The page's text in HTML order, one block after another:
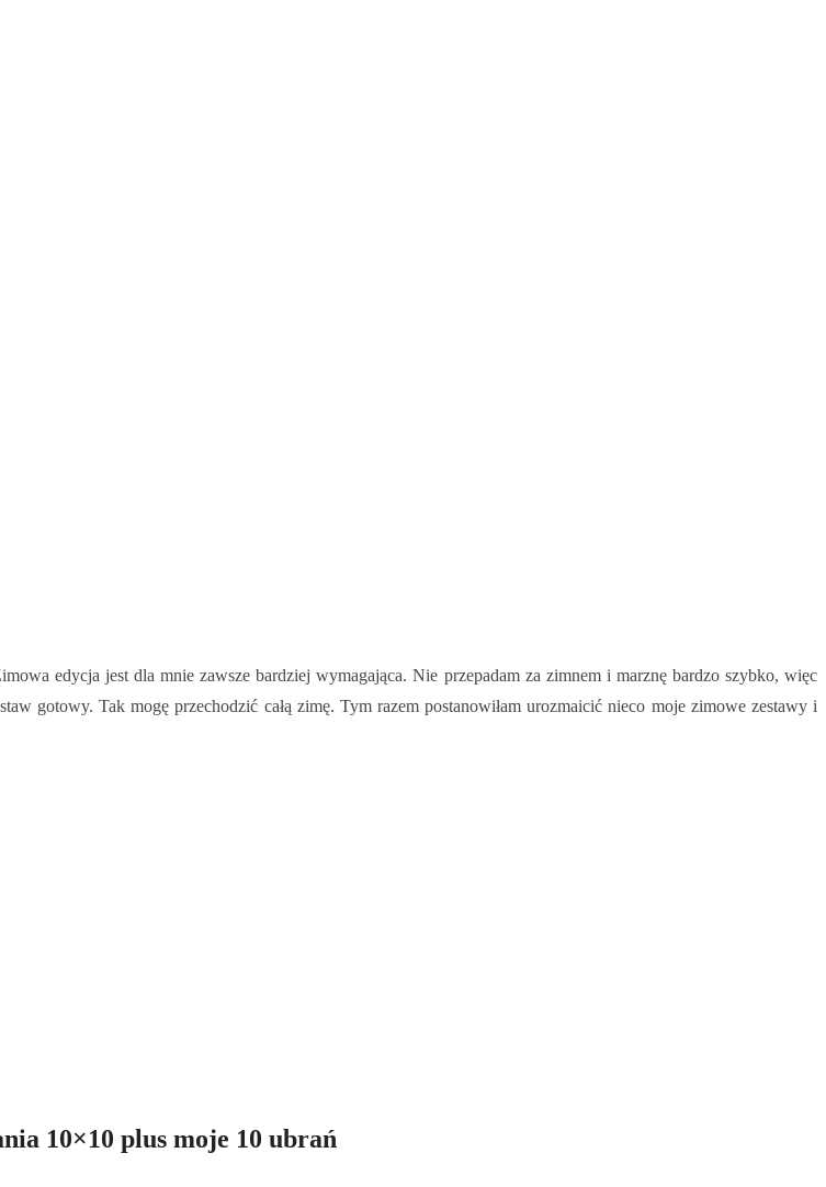
edycja jest dla mnie zawsze bardziej wymagająca. Nie przepadam za zimnem i marznę bardzo szybko, więc
gotowy. Tak mogę przechodzić całą zimę. Tym razem postanowiłam urozmaicić nieco moje zimowe zestawy i
10×10 plus moje 10 ubrań